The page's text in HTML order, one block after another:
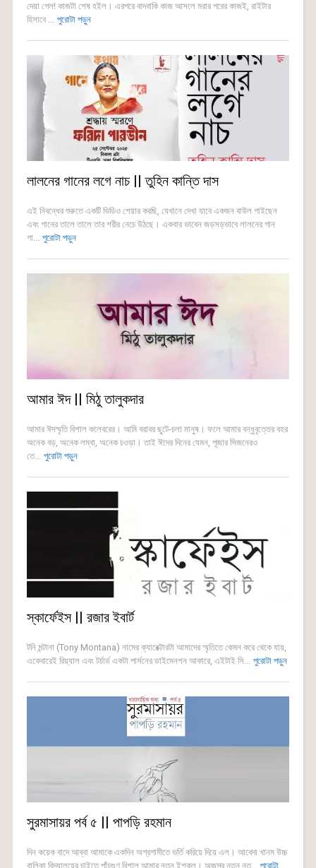
দেয়া গেল! কাজটা শেষ হইল। এরপরে বাদবাকি কাজ আসলে মরার পরের কাজই, রাইটার
হিসাবে ... পুরোটা পড়ুন
লালনের গানের লগে নাচ || তুহিন কান্তি দাস
এই নিবন্ধের শুরুতে একটি ভিডিও শেয়ার করছি, যেখানে দেখা যাবে একজন বাউল গাইছেন
এবং গানের তালে তালে তার শরীর নেচে উঠছে। একবার ভাবেন জড়সড়ভাবে লালনের গান
গা... পুরোটা পড়ুন
আমার ঈদ || মিঠু তালুকদার
আমার ঈদস্মৃতি বিশাল কলেবরের। আমি বরাবর ছুটে-চলা মানুষ। ফলে আমার বন্ধুবৃত্তের বহর
অনেক বড়, অনেক লম্বা, অনেক চওড়া। তাই ঈদের দিনের যেমন, পূজার সিজনেরও
তে... পুরোটা পড়ুন
স্কার্ফেইস || রজার ইবার্ট
টনি মন্টানা (Tony Montana) নামের ক্যারেক্টারটা আমাদের স্মৃতিতে কেমন করে থেকে যায়,
একেবারেই রিয়্যাল এবং টর্চার্ড একটা পার্সনের ডাইমেনশন আকারে, এইটাই সি... পুরোটা পড়ুন
সুরমাসায়র পর্ব ৫ || পাপড়ি রহমান
দিন কয়েক বাদে আব্বা আমাকে একদিন অগ্রগামীতে ভর্তি করিয়ে দিয়ে এল। আবেদা খানম উচ্চ
বালিকা বিদ্যালয়ের চাইতে পাঁচগুণ বিশাল আমার নতুন ইশকুল। অজস্র নতুন নত...
পুরোটা